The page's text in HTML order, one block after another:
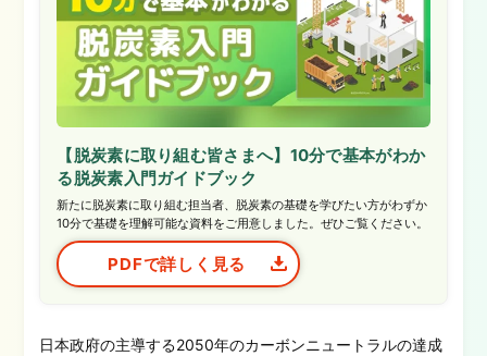
【脱炭素に取り組む皆さまへ】10分で基本がわか
る脱炭素入門ガイドブック
新たに脱炭素に取り組む担当者、脱炭素の基礎を学びたい方がわずか
10分で基礎を理解可能な資料をご用意しました。ぜひご覧ください。
PDFで詳しく見る
日本政府の主導する2050年のカーボンニュートラルの達成